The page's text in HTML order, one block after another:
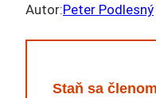
Autor:Peter Podlesný
Staň sa členom